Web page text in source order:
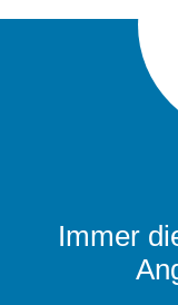
Immer